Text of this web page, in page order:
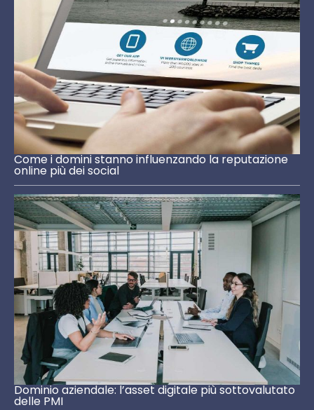
Come i domini stanno influenzando la reputazione
online più dei social
Dominio aziendale: l’asset digitale più sottovalutato
delle PMI